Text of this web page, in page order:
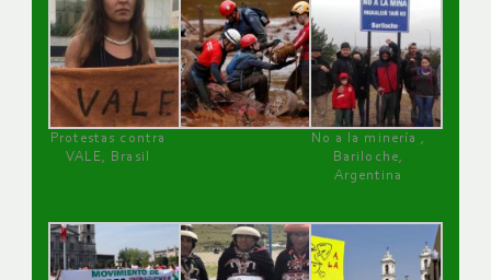
Protestas contra
VALE, Brasil
No a la minería ,
Bariloche,
Argentina